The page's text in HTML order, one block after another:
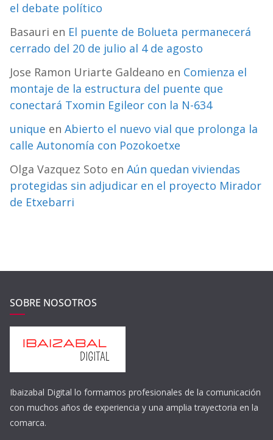
el debate político
Basauri en El puente de Bolueta permanecerá
cerrado del 20 de julio al 4 de agosto
Jose Ramon Uriarte Galdeano en Comienza el
montaje de la estructura del puente que
conectará Txomin Egileor con la N-634
unique en Abierto el nuevo vial que prolonga la
calle Autonomía con Pozokoetxe
Olga Vazquez Soto en Aún quedan viviendas
protegidas sin adjudicar en el proyecto Mirador
de Etxebarri
SOBRE NOSOTROS
Ibaizabal Digital lo formamos profesionales de la comunicación
con muchos años de experiencia y una amplia trayectoria en la
comarca.